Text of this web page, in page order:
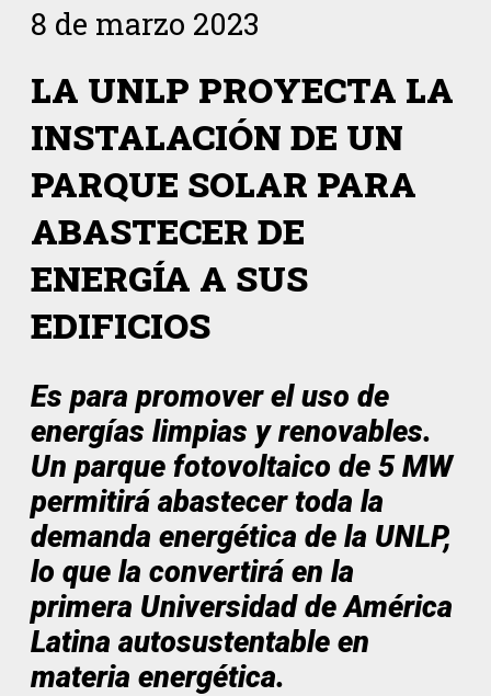
8 de marzo 2023
LA UNLP PROYECTA LA
INSTALACIÓN DE UN
PARQUE SOLAR PARA
ABASTECER DE
ENERGÍA A SUS
EDIFICIOS
Es para promoverel uso de
energías limpias y renovables.
Un parque fotovoltaico de 5 MW
permitirá abastecer toda la
demanda energética de la UNLP,
lo que la convertirá en la
primera Universidad de América
Latina autosustentable en
materia energética.